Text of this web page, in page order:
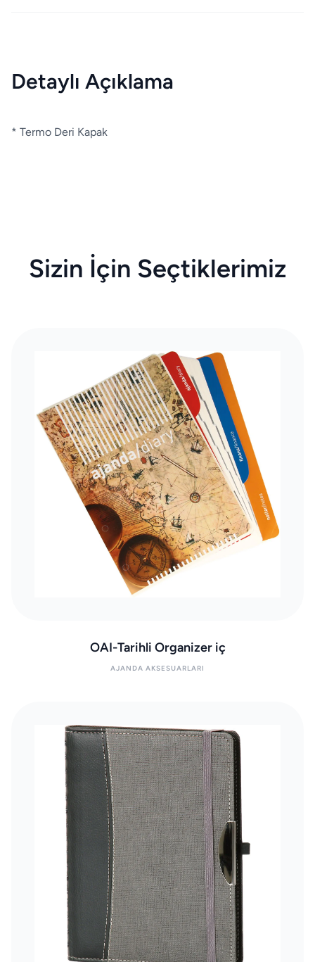
Detaylı Açıklama
* Termo Deri Kapak
Sizin İçin Seçtiklerimiz
OAI-Tarihli Organizer iç
AJANDA AKSESUARLARI